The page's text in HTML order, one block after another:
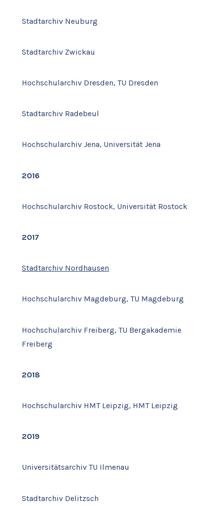
Stadtarchiv Neuburg
Stadtarchiv Zwickau
Hochschularchiv Dresden, TU Dresden
Stadtarchiv Radebeul
Hochschularchiv Jena, Universität Jena
2016
Hochschularchiv Rostock, Universität Rostock
2017
Stadtarchiv Nordhausen
Hochschularchiv Magdeburg, TU Magdeburg
Hochschularchiv Freiberg, TU Bergakademie
Freiberg
2018
Hochschularchiv HMT Leipzig, HMT Leipzig
2019
Universitätsarchiv TU Ilmenau
Stadtarchiv Delitzsch